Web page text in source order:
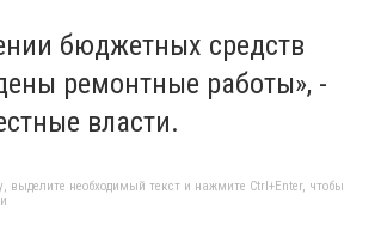
бюджетных средств
ремонтные работы», -
власти.
выделите необходимый текст и нажмите Ctrl+Enter, чтобы